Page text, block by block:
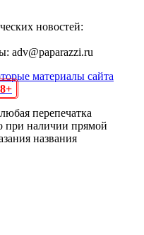
новостей:
adv@paparazzi.ru
материалы сайта
перепечатка
при наличии прямой
названия